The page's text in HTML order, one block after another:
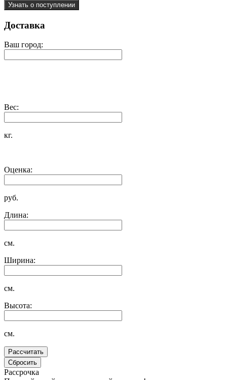
Узнать о поступлении
Доставка
Ваш город:
Вес:
кг.
Оценка:
руб.
Длина:
см.
Ширина:
см.
Высота:
см.
Рассрочка